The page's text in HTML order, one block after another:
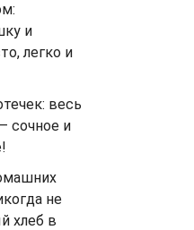
и
легко и
весь
сочное и
не
хлеб в